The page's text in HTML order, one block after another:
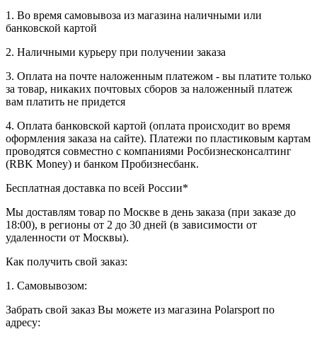
1. Во время самовывоза из магазина наличными или
банковской картой
2. Наличными курьеру при получении заказа
3. Оплата на почте наложенным платежом - вы платите только
за товар, никаких почтовых сборов за наложенный платеж
вам платить не придется
4. Оплата банковской картой (оплата происходит во время
оформления заказа на сайте). Платежи по пластиковым картам
проводятся совместно с компаниями Росбизнесконсалтинг
(RBK Money) и банком Пробизнесбанк.
Бесплатная доставка по всей России*
Мы доставлям товар по Москве в день заказа (при заказе до
18:00), в регионы от 2 до 30 дней (в зависимости от
удаленности от Москвы).
Как получить свой заказ:
1. Самовывозом:
Забрать свой заказ Вы можете из магазина Polarsport по
адресу: